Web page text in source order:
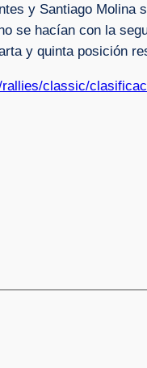
y Santiago
se hacían con la
y quinta posición
classic/